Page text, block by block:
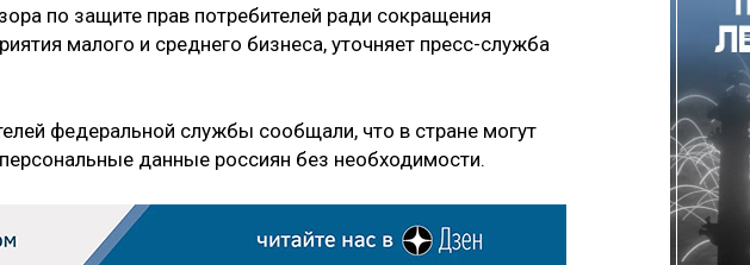
по защите прав потребителей ради сокращения
малого и среднего бизнеса, уточняет пресс-служба
федеральной службы сообщали, что в стране могут
данные россиян без необходимости.